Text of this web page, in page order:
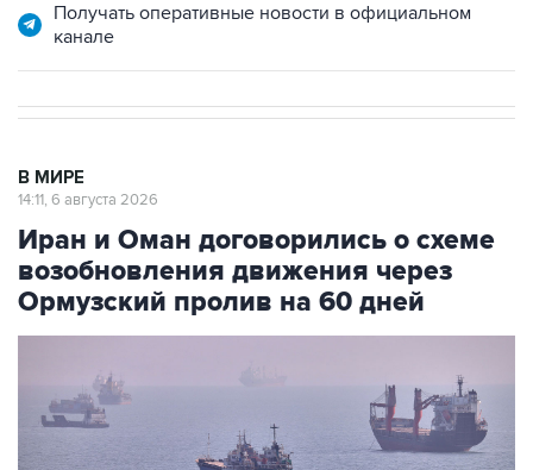
Получать оперативные новости в официальном
канале
В МИРЕ
14:11, 6 августа 2026
Иран и Оман договорились о схеме
возобновления движения через
Ормузский пролив на 60 дней